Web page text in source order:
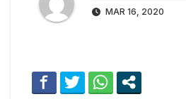
MAR 16, 2020